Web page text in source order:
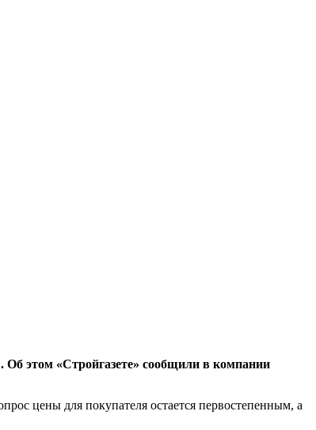
Об этом «Стройгазете» сообщили в компании
цены для покупателя остается первостепенным, а